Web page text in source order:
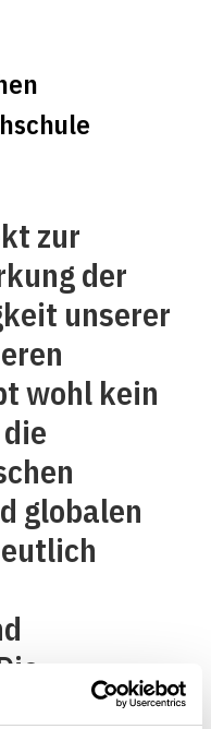
zur
der
unserer
wohl kein
globalen
zu den